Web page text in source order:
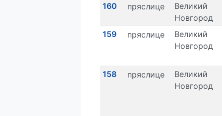
160 пряслице
Великий
Новгород
159
пряслице
Великий
Новгород
158 пряслице
Великий
Новгород